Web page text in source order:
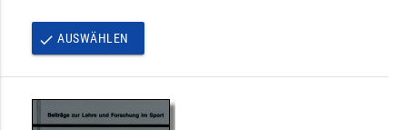
done AUSWÄHLEN